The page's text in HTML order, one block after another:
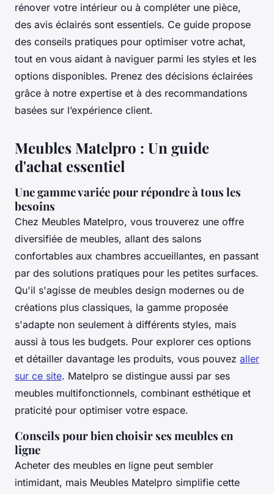
rénover votre intérieur ou à compléter une pièce,
des avis éclairés sont essentiels. Ce guide propose
des conseils pratiques pour optimiser votre achat,
tout en vous aidant à naviguer parmi les styles et les
options disponibles. Prenez des décisions éclairées
grâce à notre expertise et à des recommandations
basées sur l’expérience client.
Meubles Matelpro : Un guide
d'achat essentiel
Une gamme variée pour répondre à tous les
besoins
Chez Meubles Matelpro, vous trouverez une offre
diversifiée de meubles, allant des salons
confortables aux chambres accueillantes, en passant
par des solutions pratiques pour les petites surfaces.
Qu'il s'agisse de meubles design modernes ou de
créations plus classiques, la gamme proposée
s'adapte non seulement à différents styles, mais
aussi à tous les budgets. Pour explorer ces options
et détailler davantage les produits, vous pouvez aller
sur ce site. Matelpro se distingue aussi par ses
meubles multifonctionnels, combinant esthétique et
praticité pour optimiser votre espace.
Conseils pour bien choisir ses meubles en
ligne
Acheter des meubles en ligne peut sembler
intimidant, mais Meubles Matelpro simplifie cette